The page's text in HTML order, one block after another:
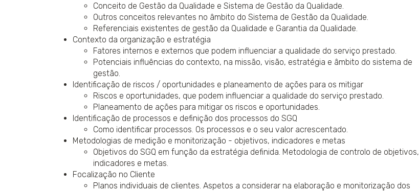
Conceito de Gestão da Qualidade e Sistema de Gestão da Qualidade.
Outros conceitos relevantes no âmbito do Sistema de Gestão da Qualidade.
Referenciais existentes de gestão da Qualidade e Garantia da Qualidade.
Contexto da organização e estratégia
Fatores internos e externos que podem influenciar a qualidade do serviço prestado.
Potenciais influências do contexto, na missão, visão, estratégia e âmbito do sistema de
gestão.
Identificação de riscos / oportunidades e planeamento de ações para os mitigar
Riscos e oportunidades, que podem influenciar a qualidade do serviço prestado.
Planeamento de ações para mitigar os riscos e oportunidades.
Identificação de processos e definição dos processos do SGQ
Como identificar processos. Os processos e o seu valor acrescentado.
Metodologias de medição e monitorização - objetivos, indicadores e metas
Objetivos do SGQ em função da estratégia definida. Metodologia de controlo de objetivos,
indicadores e metas.
Focalização no Cliente
Planos individuais de clientes. Aspetos a considerar na elaboração e monitorização dos